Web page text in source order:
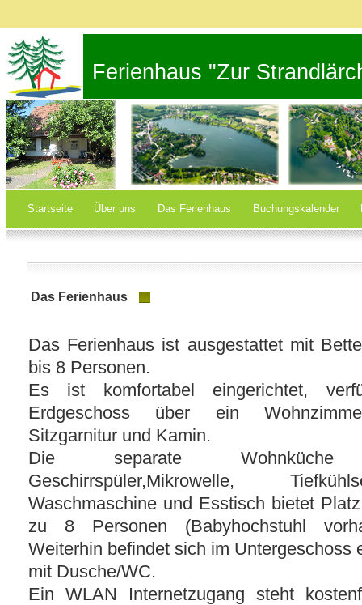
Ferienhaus "Zur
Startseite Über uns Das Ferienhaus Buchungskalender
Das Ferienhaus
Das Ferienhaus ist ausgestattet mit
bis 8 Personen.
Es ist komfortabel eingerichtet,
Erdgeschoss über ein
Sitzgarnitur und Kamin.
Die separate
Geschirrspüler,Mikrowelle,
Waschmaschine und Esstisch bietet
zu 8 Personen (Babyhochstuhl
Weiterhin befindet sich im Untergeschoss
mit Dusche/WC.
Ein WLAN Internetzugang steht